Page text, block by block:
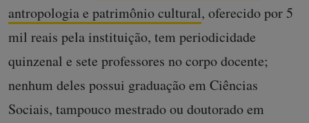
antropologia e patrimônio cultural, oferecido por 5
mil reais pela instituição, tem periodicidade
quinzenal e sete professores no corpo docente;
nenhum deles possui graduação em Ciências
Sociais, tampouco mestrado ou doutorado em